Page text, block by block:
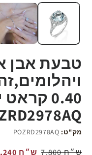
טבעת אבן
0.40
מק"ט: POZRD2978AQ
6,240 ש״ח 7,800 ש״ח